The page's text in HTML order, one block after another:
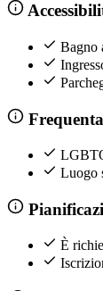
Bagno
Luogo
È